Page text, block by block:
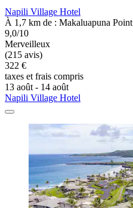
Napili Village Hotel
À 1,7 km de : Makaluapuna Point
9,0/10
Merveilleux
(215 avis)
322 €
taxes et frais compris
13 août - 14 août
Napili Village Hotel